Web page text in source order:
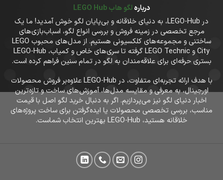
دربارهلگو هاب LEGO Hub
در LEGO-Hub، به دنیای خلاقانه و بی‌پایان لگو خوش آمدید! ما یک
مرجع تخصصی در زمینه فروش و بررسی انواع لگو، اسباب‌بازی‌های
ساختنی و مجموعه‌های کلکسیونی هستیم. از مدل‌های محبوب LEGO
City و LEGO Technic گرفته تا سری‌های خاص و کمیاب، LEGO-Hub
بستری حرفه‌ای برای علاقه‌مندان به لگو در تمام سنین فراهم کرده است.
با هدف ارائه تجربه‌ای متفاوت، در LEGO-Hub علاوه‌بر فروش محصولات
اورجینال، به معرفی و مقایسه مدل‌ها، آموزش‌های ساخت و تازه‌ترین
اخبار دنیای لگو نیز می‌پردازیم. اگر به دنبال خرید لگو اصل با قیمت
مناسب، بررسی تخصصی محصولات یا ایده‌گرفتن برای ساخت پروژه‌های
خلاقانه هستید، LEGO-Hub بهترین انتخاب شماست.